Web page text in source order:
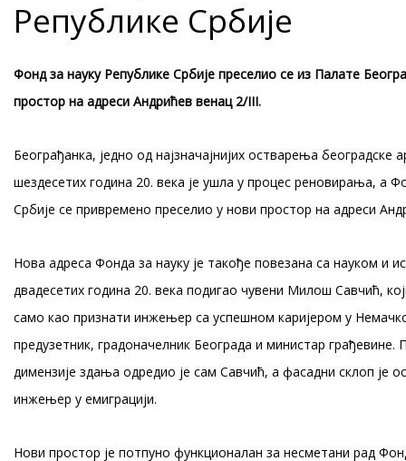
Републике Србије
Фонд за науку Републике Србије преселио се из Палате
простор на адреси Андрићев венац 2/III.
Београђанка, једно од најзначајнијих остварења београдске
шездесетих година 20. века је ушла у процес реновирања, а
Србије се привремено преселио у нови простор на адреси
Нова адреса Фонда за науку је такође повезана са науком и
двадесетих година 20. века подигао чувени Милош Савчић,
само као признати инжењер са успешном каријером у
предузетник, градоначелник Београда и министар грађевине.
димензије здања одредио је сам Савчић, а фасадни склоп је
инжењер у емиграцији.
Нови простор је потпуно функционалан за несметани рад